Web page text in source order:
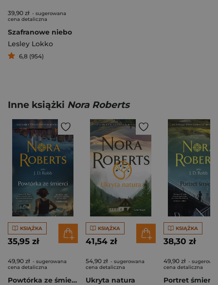
39,90 zł - sugerowana
cena detaliczna
Szafranowe niebo
Lesley Lokko
6,8 (954)
Inne książki Nora Roberts
KSIĄŻKA
35,95 zł
49,90 zł - sugerowana
cena detaliczna
Powtórka ze śmierci
KSIĄŻKA
41,54 zł
54,90 zł - sugerowana
cena detaliczna
Ukryta natura
KSIĄŻKA
38,30 zł
49,90 zł -
cena detaliczna
Portret śmierci